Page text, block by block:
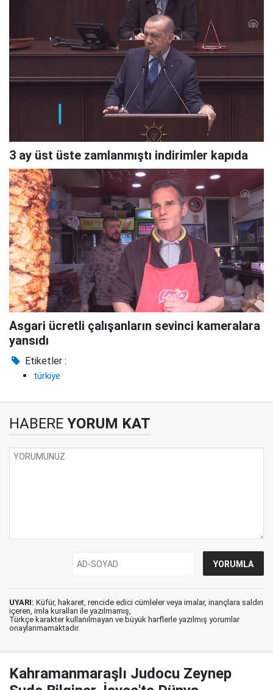
3 ay üst üste zamlanmıştı indirimler kapıda
Asgari ücretli çalışanların sevinci kameralara
yansıdı
Etiketler :
türkiye
HABERE YORUM KAT
UYARI: Küfür, hakaret, rencide edici cümleler veya imalar, inançlara saldırı
içeren, imla kuralları ile yazılmamış,
Türkçe karakter kullanılmayan ve büyük harflerle yazılmış yorumlar
onaylanmamaktadır.
Kahramanmaraşlı Judocu Zeynep